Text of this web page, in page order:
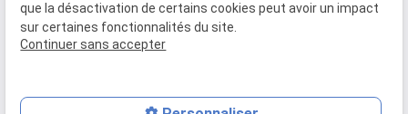
Siret :41545016200052
que la désactivation de certains cookies peut avoir un impact
sur certaines fonctionnalités du site.
Continuer sans accepter